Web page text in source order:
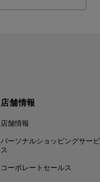
店舗情報
店舗情報
パーソナルショッピングサービ
ス
コーポレートセールス